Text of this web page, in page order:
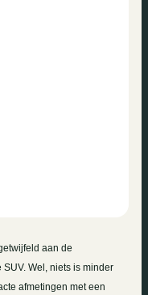
aan de
Wel, niets is minder
afmetingen met een